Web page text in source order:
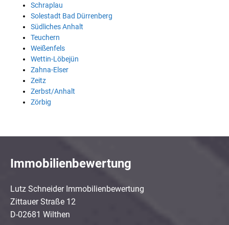
Schraplau
Solestadt Bad Dürrenberg
Südliches Anhalt
Teuchern
Weißenfels
Wettin-Löbejün
Zahna-Elser
Zeitz
Zerbst/Anhalt
Zörbig
Immobilienbewertung
Lutz Schneider Immobilienbewertung
Zittauer Straße 12
D-02681 Wilthen